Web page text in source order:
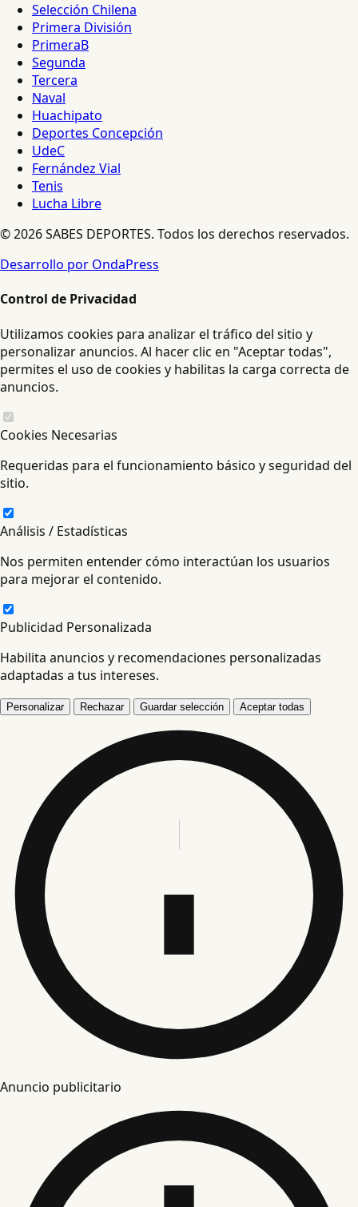
Selección Chilena
Primera División
PrimeraB
Segunda
Tercera
Naval
Huachipato
Deportes Concepción
UdeC
Fernández Vial
Tenis
Lucha Libre
© 2026 SABES DEPORTES. Todos los derechos reservados.
Desarrollo por OndaPress
Control de Privacidad
Utilizamos cookies para analizar el tráfico del sitio y
personalizar anuncios. Al hacer clic en "Aceptar todas",
permites el uso de cookies y habilitas la carga correcta de
anuncios.
Cookies Necesarias
Requeridas para el funcionamiento básico y seguridad del
sitio.
Análisis / Estadísticas
Nos permiten entender cómo interactúan los usuarios
para mejorar el contenido.
Publicidad Personalizada
Habilita anuncios y recomendaciones personalizadas
adaptadas a tus intereses.
Personalizar Rechazar Guardar selección Aceptar todas
Anuncio publicitario